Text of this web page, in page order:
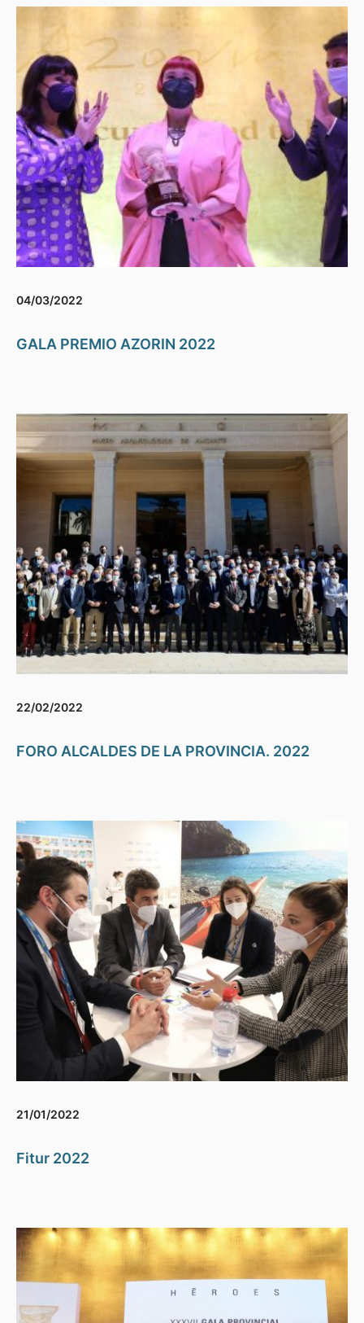
04/03/2022
GALA PREMIO AZORIN 2022
22/02/2022
FORO ALCALDES DE LA PROVINCIA. 2022
21/01/2022
Fitur 2022